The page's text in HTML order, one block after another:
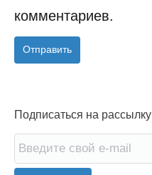
комментариев.
Отправить
Подписаться на рассылку